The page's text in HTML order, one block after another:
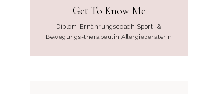
Get To Know Me
Diplom-Ernährungscoach Sport- &
Bewegungs-therapeutin Allergieberaterin